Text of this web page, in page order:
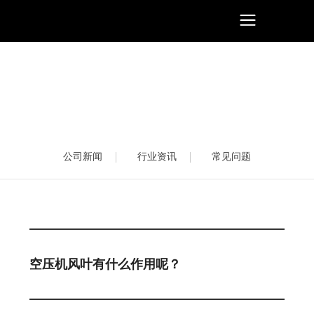
公司新闻 行业资讯 常见问题
空压机风叶有什么作用呢？